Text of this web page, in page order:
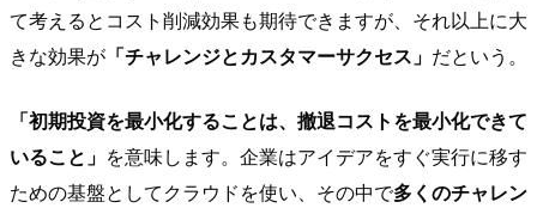
て考えるとコスト削減効果も期待できますが、それ以上に大
きな効果が 「チャレンジとカスタマーサクセス」 だという。
「初期投資を最小化することは、撤退コストを最小化できて
いること」 を意味します。企業はアイデアをすぐ実行に移す
ための基盤としてクラウドを使い、その中で多くのチャレン